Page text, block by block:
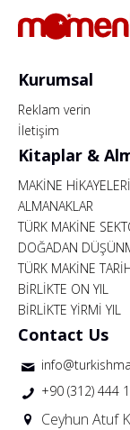
Kurumsal
Reklam verin
İletişim
Kitaplar &
MAKİNE HİKAYELERİ
ALMANAKLAR
TÜRK MAKİNE
DOĞADAN
TÜRK MAKİNE
BİRLİKTE ON YIL
BİRLİKTE YİRMİ YIL
Contact Us
+90 (312) 444
Ceyhun Atuf